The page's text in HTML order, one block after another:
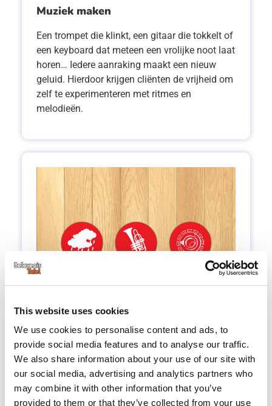
This website uses cookies
We use cookies to personalise content and ads, to
provide social media features and to analyse our traffic.
We also share information about your use of our site with
our social media, advertising and analytics partners who
may combine it with other information that you’ve
provided to them or that they’ve collected from your use
Muziek maken
Een trompet die klinkt, een gitaar die tokkelt of
een keyboard dat meteen een vrolijke noot laat
horen… Iedere aanraking maakt een nieuw
geluid. Hierdoor krijgen cliënten de vrijheid om
zelf te experimenteren met ritmes en
melodieën.
Liedjes met een beat
Spelen met Geluid heeft ook de optie om een
leuk nummer te maken met een beat erin. Tik